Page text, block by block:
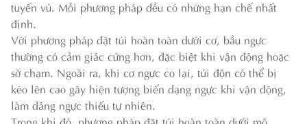
tuyến vú. Mỗi phương pháp đều có những hạn chế nhất
định.
Với phương pháp đặt túi hoàn toàn dưới cơ, bầu ngực
thường có cảm giác cứng hơn, đặc biệt khi vận động hoặc
sờ chạm. Ngoài ra, khi cơ ngực co lại, túi độn có thể bị
kéo lên cao gây hiện tượng biến dạng ngực khi vận động,
làm dáng ngực thiếu tự nhiên.